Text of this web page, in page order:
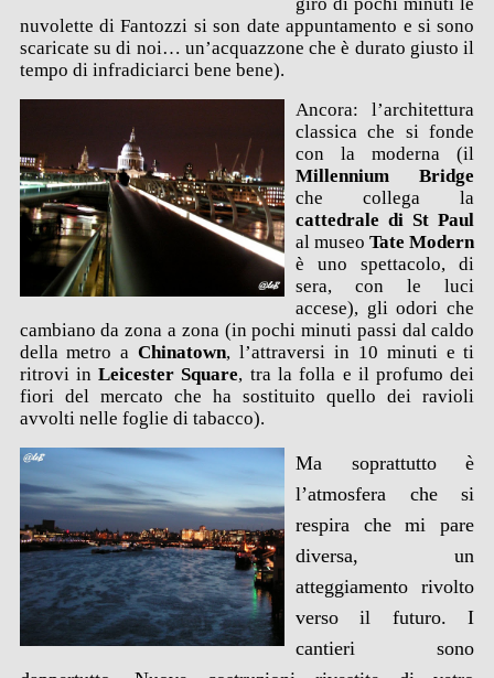
nuvolette di Fantozzi si son date appuntamento e si sono
scaricate su di noi… un’acquazzone che è durato giusto il
tempo di infradiciarci bene bene).
Ancora: l’architettura
classica che si fonde
con la moderna (il
Millennium Bridge
che collega la
cattedrale di St Paul
al museoTate Modern
è uno spettacolo, di
sera, con le luci
accese), gli odori che
cambiano da zona a zona (in pochi minuti passi dal caldo
della metro aChinatown, l’attraversi in 10 minuti e ti
ritrovi inLeicester Square, tra la folla e il profumo dei
fiori del mercato che ha sostituito quello dei ravioli
avvolti nelle foglie di tabacco).
Ma soprattutto è
l’atmosfera che si
respira che mi pare
diversa, un
atteggiamento rivolto
verso il futuro. I
cantieri sono